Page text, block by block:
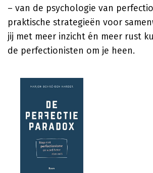
– van de psychologie van
praktische strategieën voor
jij met meer inzicht én meer rust
de perfectionisten om je heen.